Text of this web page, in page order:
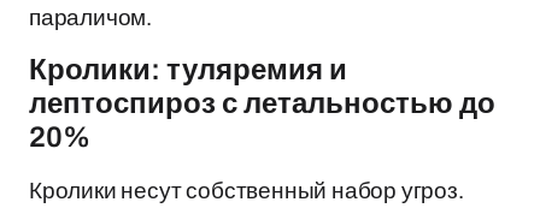
параличом.
Кролики: туляремия и
лептоспироз с летальностью до
20%
Кролики несут собственный набор угроз.